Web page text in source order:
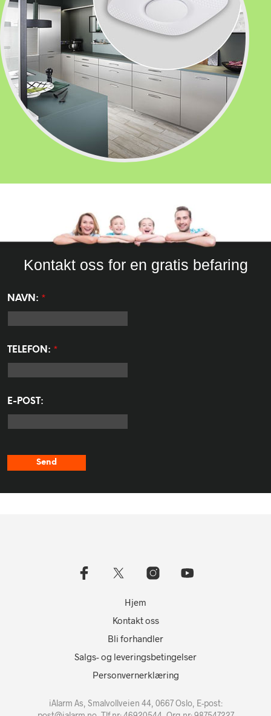
Kontakt oss for en gratis befaring
NAVN: *
TELEFON: *
E-POST:
Send
Hjem
Kontakt oss
Bli forhandler
Salgs- og leveringsbetingelser
Personvernerklæring
iAlarm As, Smalvollveien 44, 0667 Oslo, E-post: